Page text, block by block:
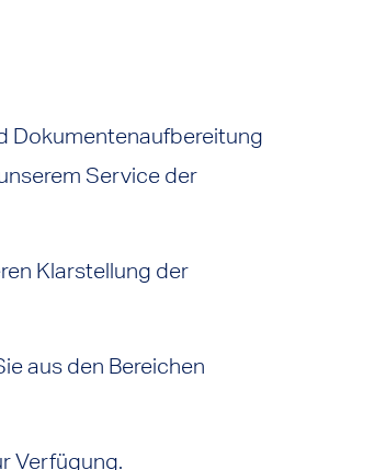
Dokumentenaufbereitung
Service der
Klarstellung der
aus den Bereichen
Verfügung.